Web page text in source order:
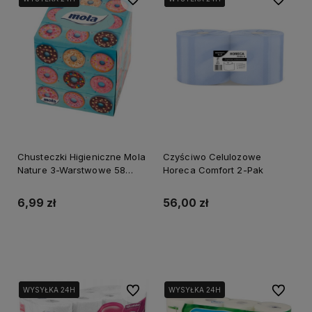
Chusteczki Higieniczne Mola
Nature 3-Warstwowe 58
6,99 zł
Czyściwo Celulozowe
Horeca Comfort 2-Pak
56,00 zł
WYSYŁKA 24H
WYSYŁKA 24H Do ulubionychWYSYŁKA 24H Do